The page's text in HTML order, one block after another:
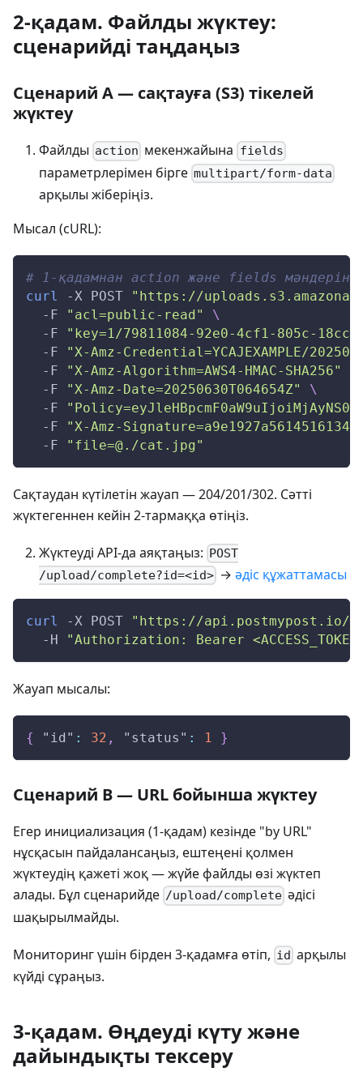
2‑қадам. Файлды жүктеу:
сценарийді таңдаңыз
Сценарий A — сақтауға (S3) тікелей
жүктеу
Файлды action мекенжайына fields
параметрлерімен бірге multipart/form-data
арқылы жіберіңіз.
Мысал (cURL):
# 1-қадамнан action және fields мәндерін
curl
-X POST
"https://
-F
"acl=public-read"
\
-F
"key=1/79811084-92e0-4cf1-805c-
-F
"X-Amz-Credential=YCAJEXAMPLE/
-F
"X-Amz-Algorithm=AWS4-HMAC-SHA256"
-F
"X-Amz-Date=20250630T064654Z"
\
-F
-F
"X-Amz-
-F
"file=@./cat.jpg"
Сақтаудан күтілетін жауап — 204/201/302. Сәтті
жүктегеннен кейін 2‑тармаққа өтіңіз.
Жүктеуді API‑да аяқтаңыз: POST
/upload/complete?id=<id> →әдіс құжаттамасы
curl -X POST
"https://api.postmypost.io/
-H
"Authorization: Bearer
Жауап мысалы:
{ "id" : 32 , "status" : 1 }
Сценарий B — URL бойынша жүктеу
Егер инициализация (1‑қадам) кезінде "by URL"
нұсқасын пайдалансаңыз, ештеңені қолмен
жүктеудің қажеті жоқ — жүйе файлды өзі жүктеп
алады. Бұл сценарийде /upload/complete әдісі
шақырылмайды.
Мониторинг үшін бірден 3‑қадамға өтіп, id арқылы
күйді сұраңыз.
3‑қадам. Өңдеуді күту және
дайындықты тексеру